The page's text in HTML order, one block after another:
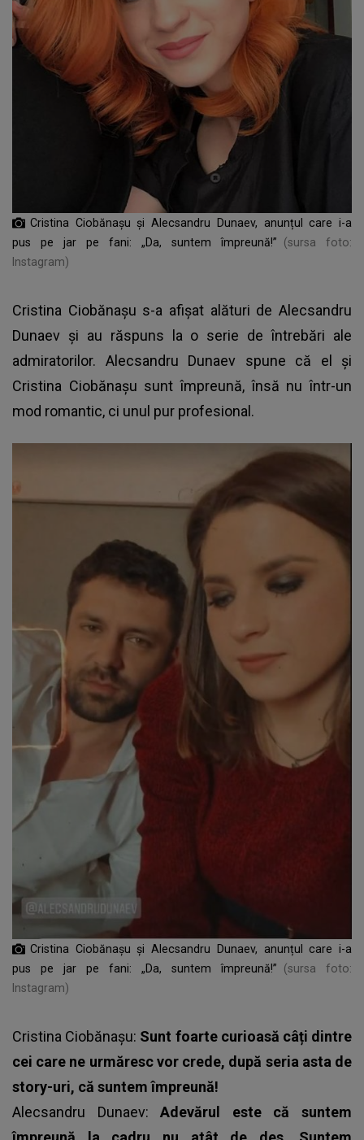
Cristina Ciobănașu și Alecsandru Dunaev, anunțul care i-a
pus pe jar pe fani: „Da, suntem împreună!”
(sursa foto:
Instagram)
Cristina Ciobănașu s-a afișat alături de Alecsandru
Dunaev și au răspuns la o serie de întrebări ale
admiratorilor. Alecsandru Dunaev spune că el și
Cristina Ciobănașu sunt împreună, însă nu într-un
mod romantic, ci unul pur profesional.
Cristina Ciobănașu și Alecsandru Dunaev, anunțul care i-a
pus pe jar pe fani: „Da, suntem împreună!”
(sursa foto:
Instagram)
Cristina Ciobănașu: Sunt foarte curioasă câți dintre
cei care ne urmăresc vor crede, după seria asta de
story-uri, că suntem împreună!
Alecsandru Dunaev:Adevărul este că suntem